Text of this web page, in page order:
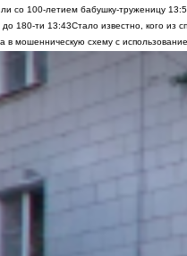
со 100-летием бабушку-труженицу
180-ти 13:43Стало известно, кого из
в мошенническую схему с